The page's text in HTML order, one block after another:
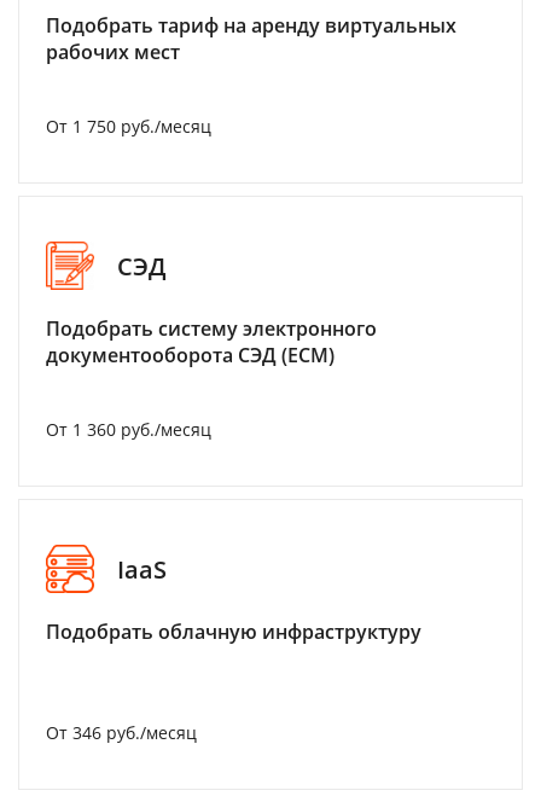
Подобрать тариф на аренду виртуальных
рабочих мест
От 1 750 руб./месяц
СЭД
Подобрать систему электронного
документооборота СЭД (ECM)
От 1 360 руб./месяц
IaaS
Подобрать облачную инфраструктуру
От 346 руб./месяц